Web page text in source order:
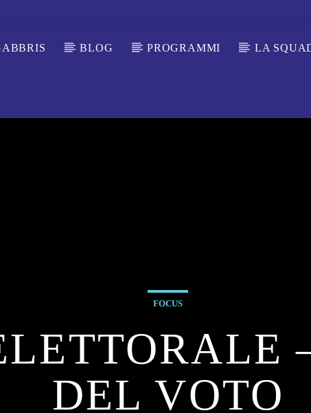
BLOG PROGRAMMI LA
FOCUS
DEL VOTO